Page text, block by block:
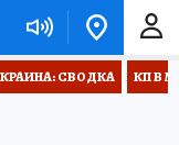
СВОДКА КП В